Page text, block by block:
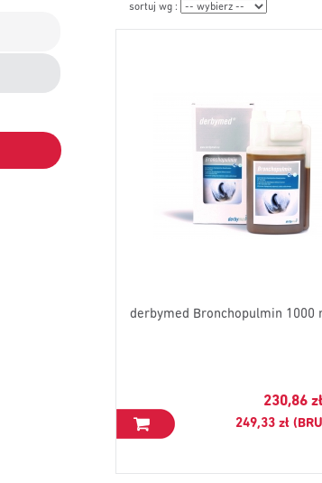
sortuj wg :
derbymed Bronchopulmin 1000
230,86 zł
249,33 zł